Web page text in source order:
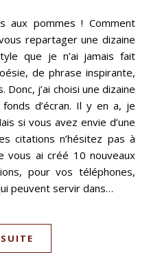
repartager une dizaine
que je n’ai jamais fait
de phrase inspirante,
Donc, j’ai choisi une dizaine
d’écran. Il y en a, je
si vous avez envie d’une
citations n’hésitez pas à
vous ai créé 10 nouveaux
pour vos téléphones,
peuvent servir dans…